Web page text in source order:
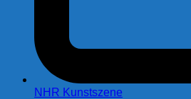
NHR Kunstszene